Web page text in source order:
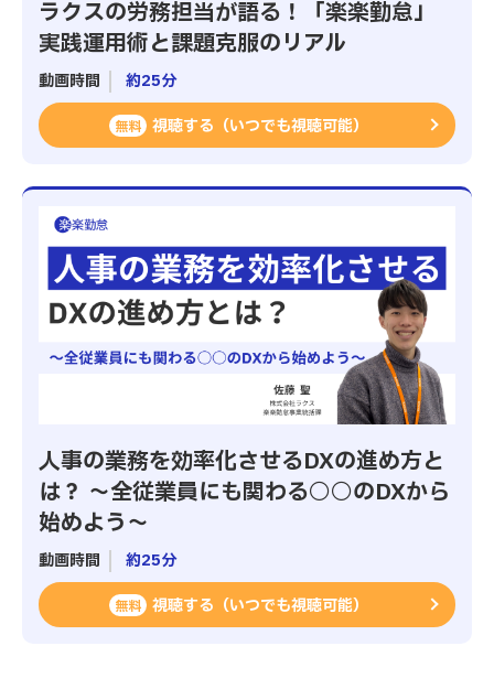
ラクスの労務担当が語る！「楽楽勤怠」
実践運用術と課題克服のリアル
動画時間 約25分
無料 視聴する（いつでも視聴可能）
人事の業務を効率化させるDXの進め方と
は？ ～全従業員にも関わる○○のDXから
始めよう～
動画時間 約25分
無料 視聴する（いつでも視聴可能）